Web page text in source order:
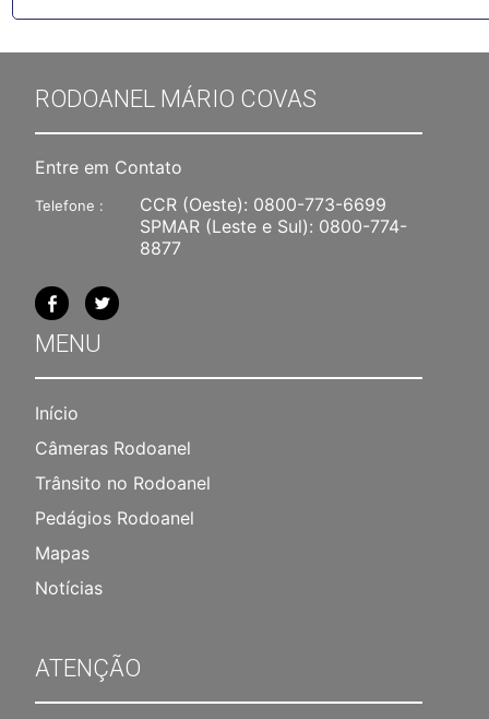
RODOANEL MÁRIO COVAS
Entre em Contato
Telefone : CCR (Oeste): 0800-773-6699
SPMAR (Leste e Sul): 0800-774-
8877
MENU
Início
Câmeras Rodoanel
Trânsito no Rodoanel
Pedágios Rodoanel
Mapas
Notícias
ATENÇÃO